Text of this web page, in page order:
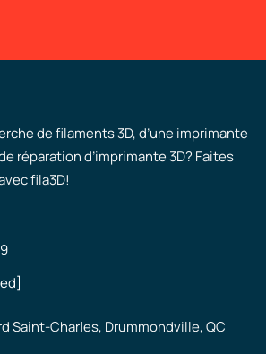
de filaments 3D, d’une imprimante
réparation d’imprimante 3D? Faites
fila3D!
Saint-Charles, Drummondville, QC